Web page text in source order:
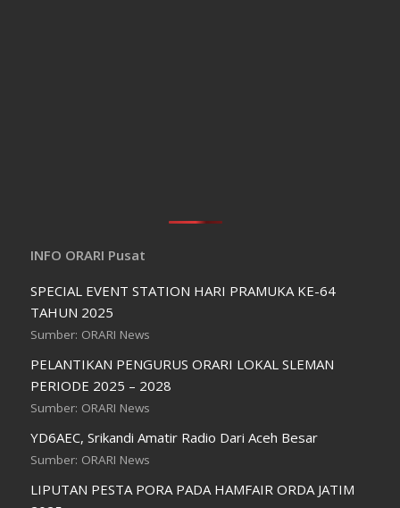
INFO ORARI Pusat
SPECIAL EVENT STATION HARI PRAMUKA KE-64
TAHUN 2025
Sumber: ORARI News
PELANTIKAN PENGURUS ORARI LOKAL SLEMAN
PERIODE 2025 – 2028
Sumber: ORARI News
YD6AEC, Srikandi Amatir Radio Dari Aceh Besar
Sumber: ORARI News
LIPUTAN PESTA PORA PADA HAMFAIR ORDA JATIM